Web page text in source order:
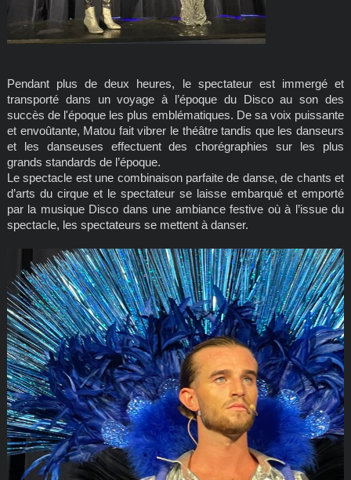
Pendant plus de deux heures, le spectateur est immergé et
transporté dans un voyage à l’époque du Disco au son des
succès de l'époque les plus emblématiques. De sa voix puissante
et envoûtante, Matou fait vibrer le théâtre tandis que les danseurs
et les danseuses effectuent des chorégraphies sur les plus
grands standards de l’époque.
Le spectacle est une combinaison parfaite de danse, de chants et
d’arts du cirque et le spectateur se laisse embarqué et emporté
par la musique Disco dans une ambiance festive où à l’issue du
spectacle, les spectateurs se mettent à danser.